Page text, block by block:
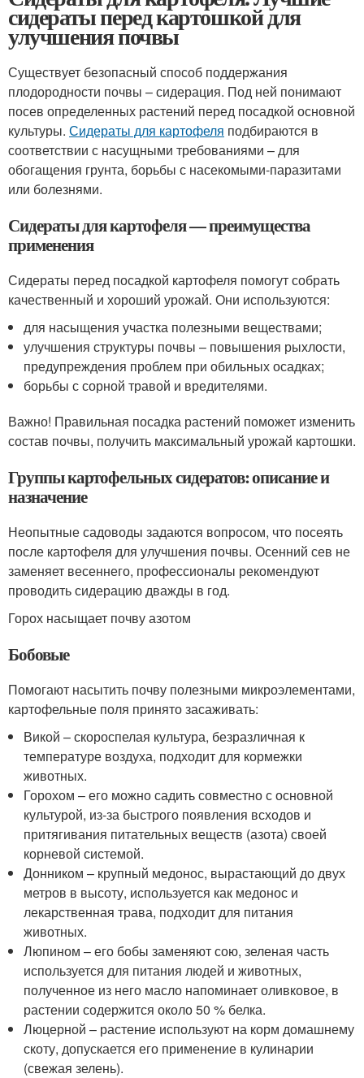
сидераты перед картошкой для
улучшения почвы
Существует безопасный способ поддержания
плодородности почвы – сидерация. Под ней понимают
посев определенных растений перед посадкой основной
культуры. Сидераты для картофеля подбираются в
соответствии с насущными требованиями – для
обогащения грунта, борьбы с насекомыми-паразитами
или болезнями.
Сидераты для картофеля — преимущества
применения
Сидераты перед посадкой картофеля помогут собрать
качественный и хороший урожай. Они используются:
для насыщения участка полезными веществами;
улучшения структуры почвы – повышения рыхлости,
предупреждения проблем при обильных осадках;
борьбы с сорной травой и вредителями.
Важно! Правильная посадка растений поможет изменить
состав почвы, получить максимальный урожай картошки.
Группы картофельных сидератов: описание и
назначение
Неопытные садоводы задаются вопросом, что посеять
после картофеля для улучшения почвы. Осенний сев не
заменяет весеннего, профессионалы рекомендуют
проводить сидерацию дважды в год.
Горох насыщает почву азотом
Бобовые
Помогают насытить почву полезными микроэлементами,
картофельные поля принято засаживать:
Викой – скороспелая культура, безразличная к
температуре воздуха, подходит для кормежки
животных.
Горохом – его можно садить совместно с основной
культурой, из-за быстрого появления всходов и
притягивания питательных веществ (азота) своей
корневой системой.
Донником – крупный медонос, вырастающий до двух
метров в высоту, используется как медонос и
лекарственная трава, подходит для питания
животных.
Люпином – его бобы заменяют сою, зеленая часть
используется для питания людей и животных,
полученное из него масло напоминает оливковое, в
растении содержится около 50 % белка.
Люцерной – растение используют на корм домашнему
скоту, допускается его применение в кулинарии
(свежая зелень).